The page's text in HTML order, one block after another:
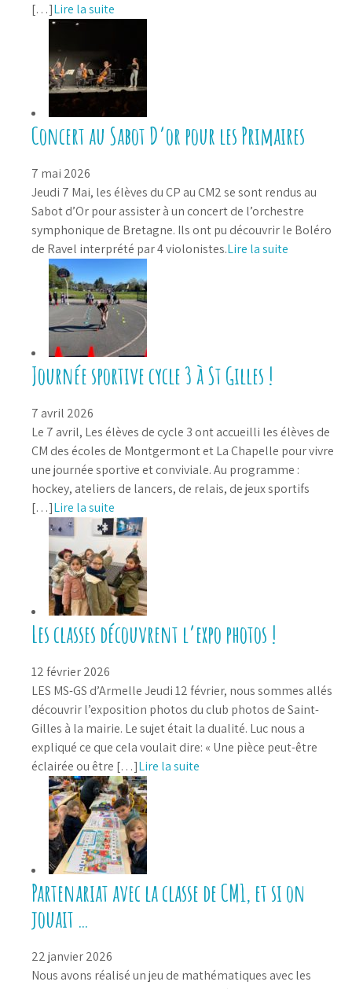
[…]Lire la suite
Concert au Sabot D’or pour les Primaires
7 mai 2026
Jeudi 7 Mai, les élèves du CP au CM2 se sont rendus au
Sabot d’Or pour assister à un concert de l’orchestre
symphonique de Bretagne. Ils ont pu découvrir le Boléro
de Ravel interprété par 4 violonistes.Lire la suite
Journée sportive cycle 3 à St Gilles !
7 avril 2026
Le 7 avril, Les élèves de cycle 3 ont accueilli les élèves de
CM des écoles de Montgermont et La Chapelle pour vivre
une journée sportive et conviviale. Au programme :
hockey, ateliers de lancers, de relais, de jeux sportifs
[…]Lire la suite
Les classes découvrent l’expo photos !
12 février 2026
LES MS-GS d’Armelle Jeudi 12 février, nous sommes allés
découvrir l’exposition photos du club photos de Saint-
Gilles à la mairie. Le sujet était la dualité. Luc nous a
expliqué ce que cela voulait dire: « Une pièce peut-être
éclairée ou être […]Lire la suite
Partenariat avec la classe de CM1, et si on
jouait …
22 janvier 2026
Nous avons réalisé un jeu de mathématiques avec les